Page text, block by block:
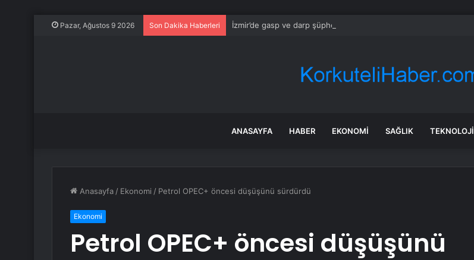
Pazar, Ağustos 9 2026 Son Dakika Haberleri İzmir’de gasp ve darp şüphelisi 4 çocuk gözaltına alındı
ANASAYFA HABER EKONOMI SAĞLIK TEKNOLOJI
Anasayfa / Ekonomi / Petrol OPEC+ öncesi düşüşünü sürdürdü
Ekonomi
Petrol OPEC+ öncesi düşüşünü